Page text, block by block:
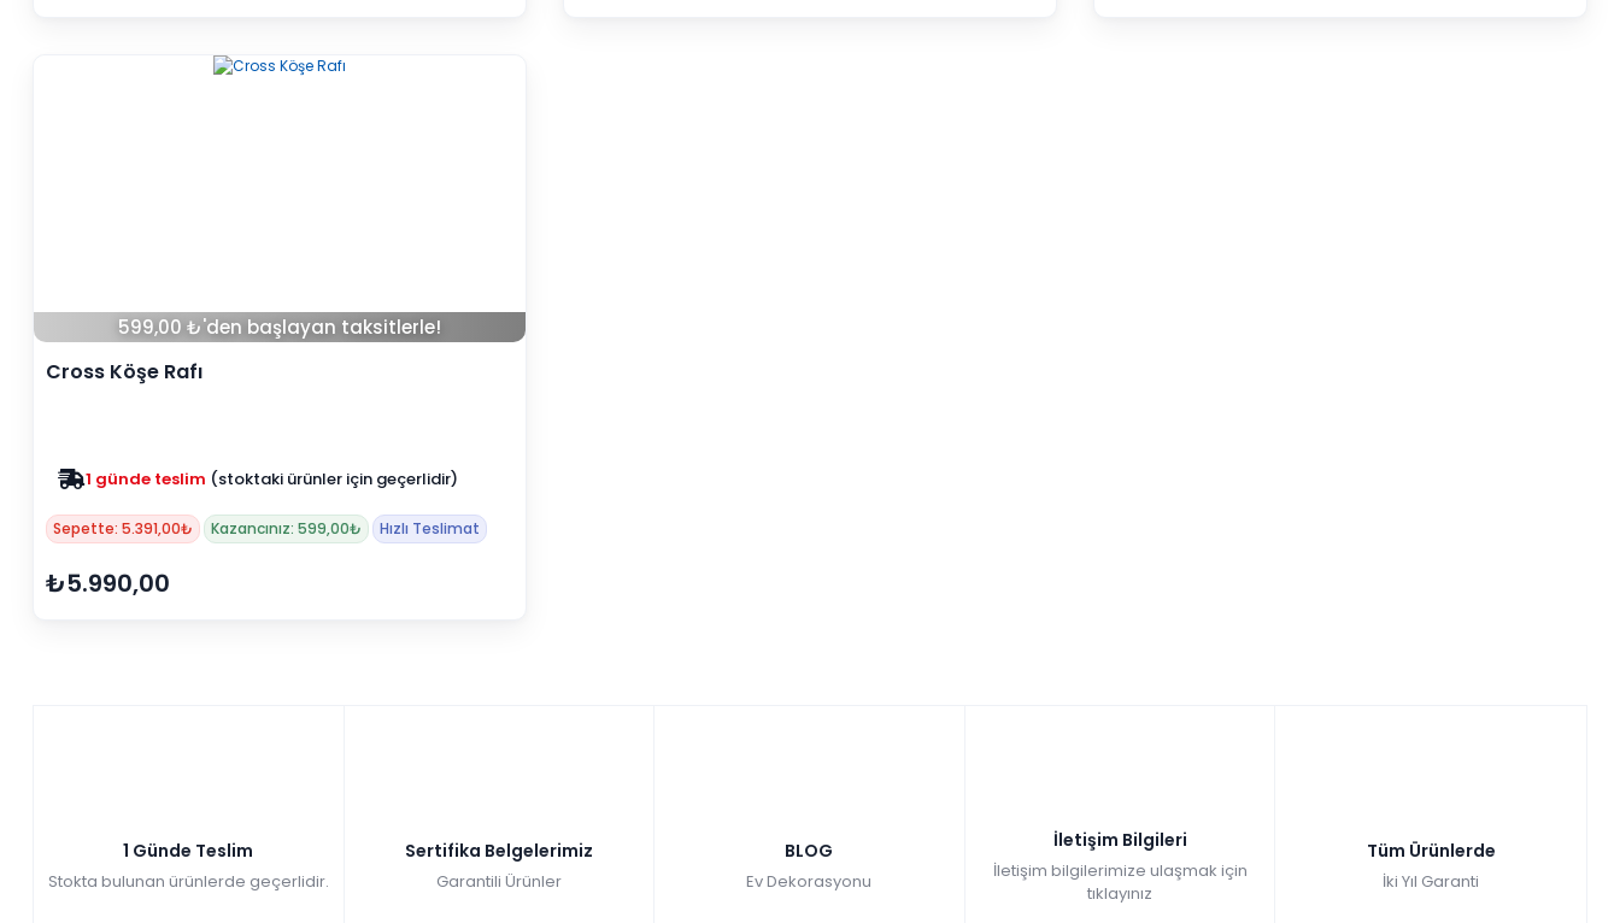
599,00 ₺'den başlayan taksitlerle!
Cross Köşe Rafı
1 günde teslim (stoktaki ürünler için geçerlidir)
Zam yok
Sepette: 5.391,00₺ Kazancınız: 599,00₺ Hızlı Teslimat
₺5.990,00
1 Günde Teslim
Stokta bulunan ürünlerde geçerlidir.
Sertifika Belgelerimiz
Garantili Ürünler
BLOG
Ev Dekorasyonu
İletişim Bilgileri
İletişim bilgilerimize ulaşmak için
tıklayınız
Tüm Ürünlerde
İki Yıl Garanti